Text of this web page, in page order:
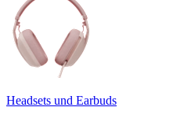
Headsets und Earbuds